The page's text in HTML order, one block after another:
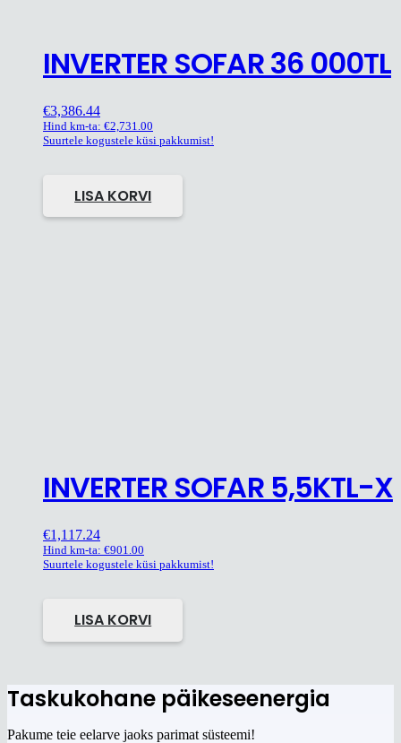
INVERTER SOFAR 36 000TL
€3,386.44
Hind km-ta: €2,731.00
Suurtele kogustele küsi pakkumist!
LISA KORVI
INVERTER SOFAR 5,5KTL-X
€1,117.24
Hind km-ta: €901.00
Suurtele kogustele küsi pakkumist!
LISA KORVI
Taskukohane päikeseenergia
Pakume teie eelarve jaoks parimat süsteemi!